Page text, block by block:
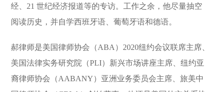
经、21 世纪经济报道等的专访。工作之余，他尽量抽空
阅读历史，并自学西班牙语、葡萄牙语和德语。
郝律师是美国律师协会（ABA）2020纽约会议联席主席、
美国法律实务研究院（PLI）新兴市场讲座主席、纽约亚
裔律师协会（AABANY）亚洲业务委员会主席、旅美中